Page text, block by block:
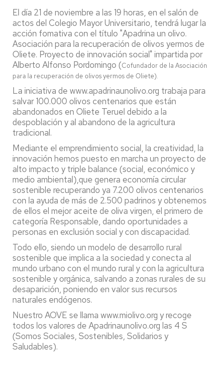
El día 21 de noviembre a las 19 horas, en el salón de
actos del Colegio Mayor Universitario, tendrá lugar la
acción fomativa con el título "Apadrina un olivo.
Asociación para la recuperación de olivos yermos de
Oliete. Proyecto de innovación social" impartida por
Alberto Alfonso Pordomingo (Cofundador de la Asociación
para la recuperación de olivos yermos de Oliete).
La iniciativa de www.apadrinaunolivo.org trabaja para
salvar 100.000 olivos centenarios que están
abandonados en Oliete Teruel debido a la
despoblación y al abandono de la agricultura
tradicional.
Mediante el emprendimiento social, la creatividad, la
innovación hemos puesto en marcha un proyecto de
alto impacto y triple balance (social, económico y
medio ambiental),que genera economía circular
sostenible recuperando ya 7.200 olivos centenarios
con la ayuda de más de 2.500 padrinos y obtenemos
de ellos el mejor aceite de oliva virgen, el primero de
categoría Responsable, dando oportunidades a
personas en exclusión social y con discapacidad.
Todo ello, siendo un modelo de desarrollo rural
sostenible que implica a la sociedad y conecta al
mundo urbano con el mundo rural y con la agricultura
sostenible y orgánica, salvando a zonas rurales de su
desaparición, poniendo en valor sus recursos
naturales endógenos.
Nuestro AOVE se llama www.miolivo.org y recoge
todos los valores de Apadrinaunolivo.org las 4 S
(Somos Sociales, Sostenibles, Solidarios y
Saludables).